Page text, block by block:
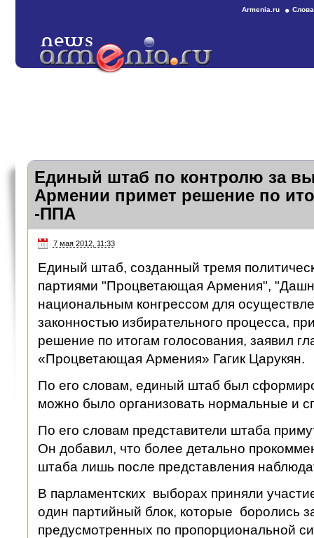
Armenia.ru
Единый штаб по контролю за
Армении примет решение по
-ППА
7 мая 2012, 11:33
Единый штаб, созданный тремя
партиями "Процветающая Армения",
национальным конгрессом для
законностью избирательного процесса,
решение по итогам голосования, заявил
«Процветающая Армения» Гагик Царукян.
По его словам, единый штаб был
можно было организовать нормальные и
По его словам представители штаба
Он добавил, что более детально
штаба лишь после представления
В парламентских выборах приняли
один партийный блок, которые боролись
предусмотренных по пропорциональной